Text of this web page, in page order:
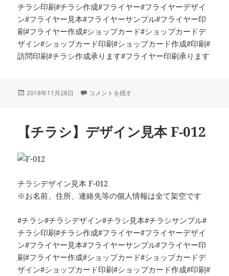
チラシ印刷#チラシ作成#フライヤー#フライヤーデザイ
ン#フライヤー見本#フライヤーサンプル#フライヤー印
刷#フライヤー作成#ショップカード#ショップカードデ
ザイン#ショップカード印刷#ショップカード作成#印刷#
訪問印刷#チラシ作成承ります#フライヤー印刷承ります
投
2018年11月28日 【チラシ】デザイン見本 F-013 に
コメントを残す
【チラシ】デザイン見本 F-012
チラシデザイン見本 F-012
※お名前、住所、連絡先等の個人情報は全て架空です
#チラシ#チラシデザイン#チラシ見本#チラシサンプル#
チラシ印刷#チラシ作成#フライヤー#フライヤーデザイ
ン#フライヤー見本#フライヤーサンプル#フライヤー印
刷#フライヤー作成#ショップカード#ショップカードデ
ザイン#ショップカード印刷#ショップカード作成#印刷#